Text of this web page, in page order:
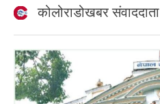
कोलोराडोखबर संवाददाता